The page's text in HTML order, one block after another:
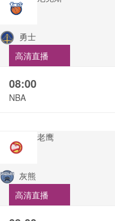
勇士
高清直播
08:00
NBA
老鹰
灰熊
高清直播